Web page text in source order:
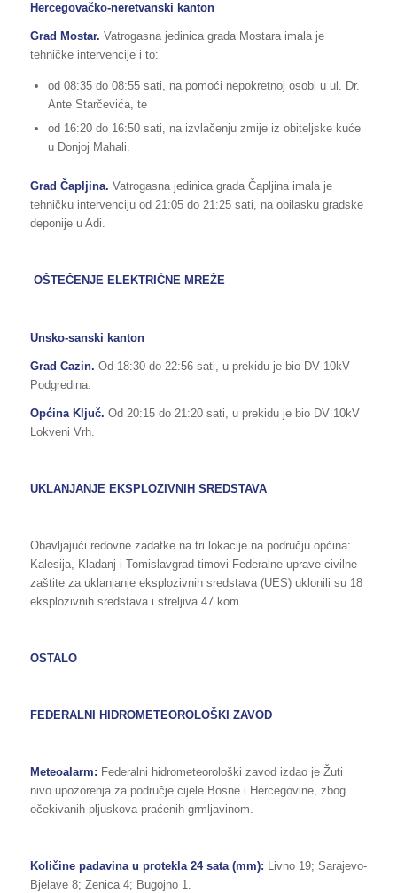
Hercegovačko-neretvanski kanton
Grad Mostar. Vatrogasna jedinica grada Mostara imala je
tehničke intervencije i to:
od 08:35 do 08:55 sati, na pomoći nepokretnoj osobi u ul. Dr.
Ante Starčevića, te
od 16:20 do 16:50 sati, na izvlačenju zmije iz obiteljske kuće
u Donjoj Mahali.
Grad Čapljina. Vatrogasna jedinica grada Čapljina imala je
tehničku intervenciju od 21:05 do 21:25 sati, na obilasku gradske
deponije u Adi.
OŠTEČENJE ELEKTRIĆNE MREŽE
Unsko-sanski kanton
Grad Cazin. Od 18:30 do 22:56 sati, u prekidu je bio DV 10kV
Podgredina.
Općina Ključ. Od 20:15 do 21:20 sati, u prekidu je bio DV 10kV
Lokveni Vrh.
UKLANJANJE EKSPLOZIVNIH SREDSTAVA
Obavljajući redovne zadatke na tri lokacije na području općina:
Kalesija, Kladanj i Tomislavgrad timovi Federalne uprave civilne
zaštite za uklanjanje eksplozivnih sredstava (UES) uklonili su 18
eksplozivnih sredstava i streljiva 47 kom.
OSTALO
FEDERALNI HIDROMETEOROLOŠKI ZAVOD
Meteoalarm: Federalni hidrometeorološki zavod izdao je Žuti
nivo upozorenja za područje cijele Bosne i Hercegovine, zbog
očekivanih pljuskova praćenih grmljavinom.
Količine padavina u protekla 24 sata (mm): Livno 19; Sarajevo-
Bjelave 8; Zenica 4; Bugojno 1.